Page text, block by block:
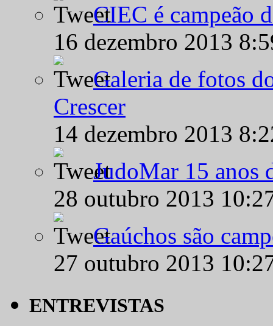
CIEC é campeão
16 dezembro 2013
Galeria de fotos
Crescer
14 dezembro 2013
JudoMar 15 anos
28 outubro 2013
Gaúchos são
27 outubro 2013
ENTREVISTAS